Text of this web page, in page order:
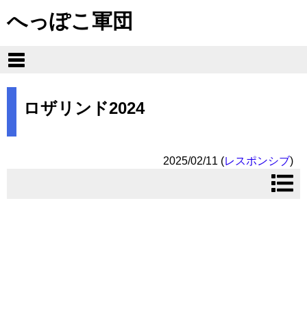
へっぽこ軍団
ロザリンド2024
2025/02/11 (レスポンシブ)